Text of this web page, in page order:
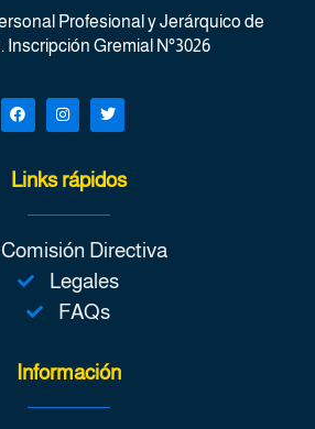
Profesional y Jerárquico de
Inscripción Gremial N°3026
Links rápidos
Comisión Directiva
Legales
FAQs
Información